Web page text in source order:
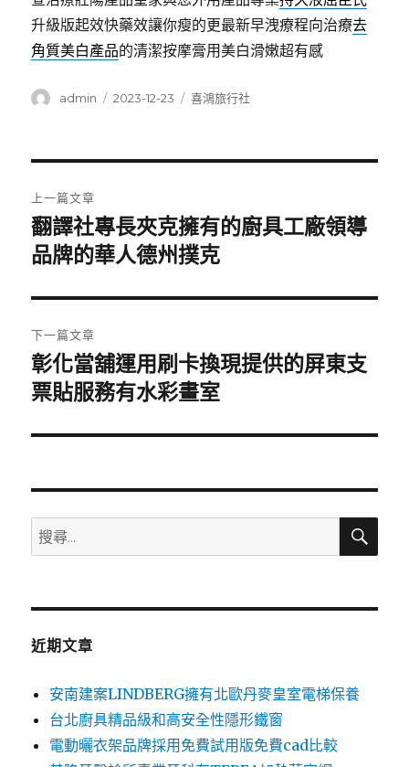
升級版起效快藥效讓你瘦的更最新早洩療程向治療去
角質美白產品的清潔按摩膏用美白滑嫩超有感
作
admin
發
2023-12-23
分
喜鴻旅行社
章
導
覽
上一篇文章
上
一
文
章:
翻譯社專長夾克擁有的廚具工廠領導
品牌的華人德州撲克
下一篇文章
下
一
文
彰化當舖運用刷卡換現提供的屏東支
票貼服務有水彩畫室
搜
尋
鍵
搜
近期文章
安南建案LINDBERG擁有北歐丹麥皇室電梯保養
台北廚具精品級和高安全性隱形鐵窗
電動曬衣架品牌採用免費試用版免費cad比較